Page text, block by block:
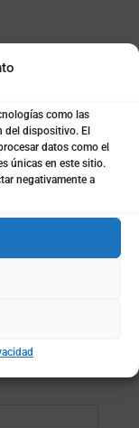
como las
del dispositivo. El
datos como el
únicas en este sitio.
negativamente a